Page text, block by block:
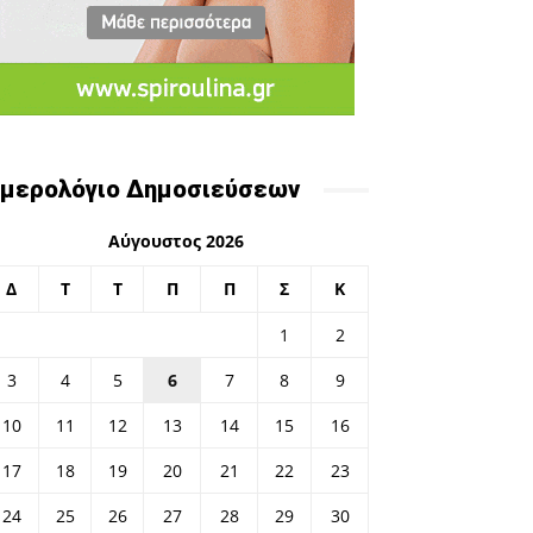
Δημοσιεύσεων
Αύγουστος 2026
Δ Τ Τ Π Π Σ Κ
1
2
3
4 5 6 7 8
9
10
11 12 13 14 15
16
17
18 19 20 21 22
23
24
25 26 27 28 29 30